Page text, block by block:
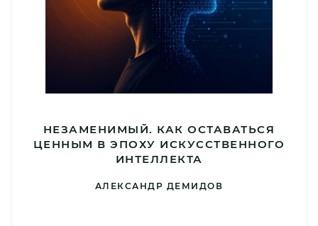
НЕЗАМЕНИМЫЙ. КАК ОСТАВАТЬСЯ
ЦЕННЫМ В ЭПОХУ ИСКУССТВЕННОГО
ИНТЕЛЛЕКТА
АЛЕКСАНДР ДЕМИДОВ